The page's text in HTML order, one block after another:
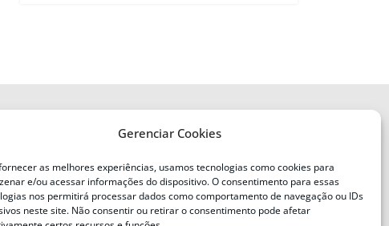
Gerenciar Cookies
as melhores experiências, usamos tecnologias como cookies para
e/ou acessar informações do dispositivo. O consentimento para essas
nos permitirá processar dados como comportamento de navegação ou IDs
neste site. Não consentir ou retirar o consentimento pode afetar
a
Defesa Civil do Estado de Santa
Catarina
Av. Ivo Silveira, nº 2320
Bairro: